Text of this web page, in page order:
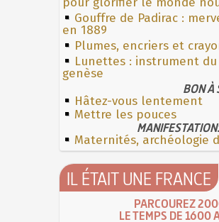
Gouffre de Padirac :
en 1889
Plumes, encriers et
Lunettes : instrument
genèse
BON À
Hâtez-vous lentement
Mettre les pouces
Maternités, archéologie
IL ÉTAIT UNE FRANCE
PARCOUREZ
LE TEMPS DE 1600